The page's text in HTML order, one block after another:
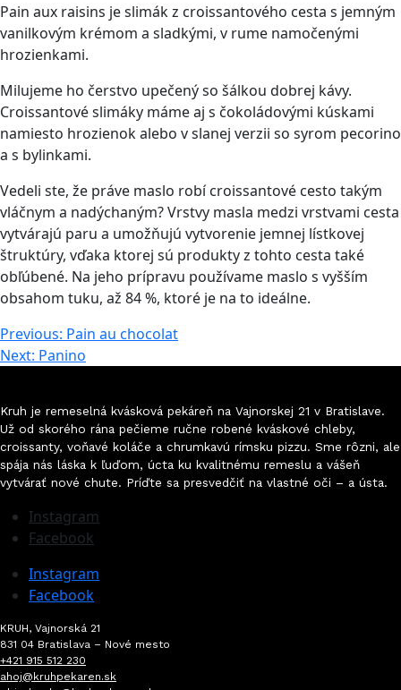
Pain aux raisins je slimák z croissantového cesta s jemným
vanilkovým krémom a sladkými, v rume namočenými
hrozienkami.
Milujeme ho čerstvo upečený so šálkou dobrej kávy.
Croissantové slimáky máme aj s čokoládovými kúskami
namiesto hrozienok alebo v slanej verzii so syrom pecorino
a s bylinkami.
Vedeli ste, že práve maslo robí croissantové cesto takým
vláčnym a nadýchaným? Vrstvy masla medzi vrstvami cesta
vytvárajú paru a umožňujú vytvorenie jemnej lístkovej
štruktúry, vďaka ktorej sú produkty z tohto cesta také
obľúbené. Na jeho prípravu používame maslo s vyšším
obsahom tuku, až 84 %, ktoré je na to ideálne.
Navigácia
v
Previous: Pain au chocolat
Next: Panino
Kruh je remeselná kvásková pekáreň na Vajnorskej 21 v Bratislave.
Už od skorého rána pečieme ručne robené kváskové chleby,
croissanty, voňavé koláče a chrumkavú rímsku pizzu. Sme rôzni, ale
spája nás láska k ľuďom, úcta ku kvalitnému remeslu a vášeň
vytvárať nové chute. Príďte sa presvedčiť na vlastné oči – a ústa.
Instagram
Facebook
Instagram
Facebook
KRUH, Vajnorská 21
831 04 Bratislava – Nové mesto
+421 915 512 230
ahoj@kruhpekaren.sk